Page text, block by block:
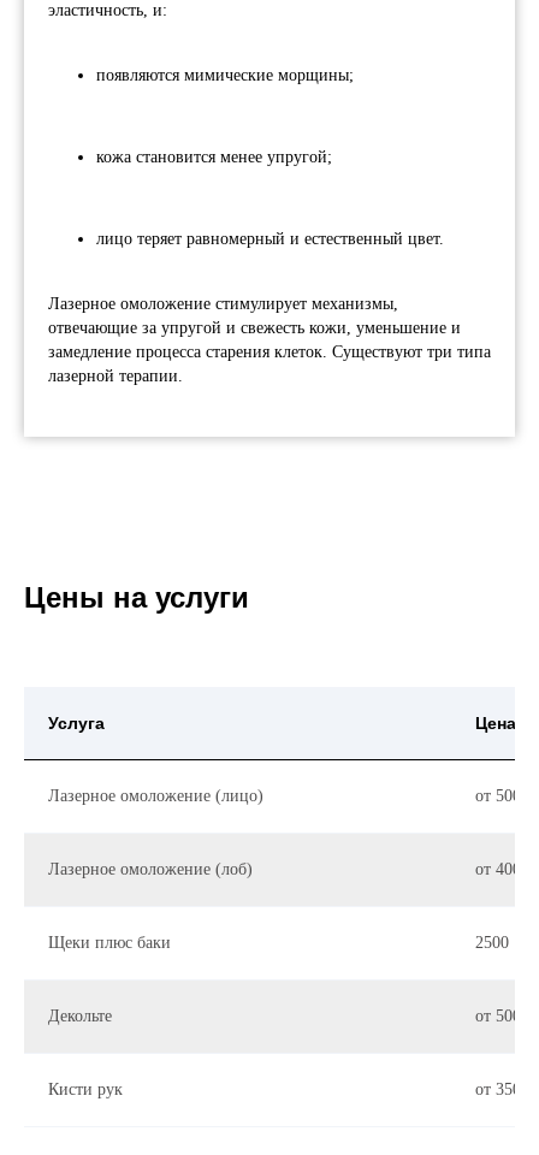
эластичность, и:
появляются мимические морщины;
кожа становится менее упругой;
лицо теряет равномерный и естественный цвет.
Лазерное омоложение стимулирует механизмы,
отвечающие за упругой и свежесть кожи, уменьшение и
замедление процесса старения клеток. Существуют три типа
лазерной терапии.
Цены на услуги
Услуга Цена
Лазерное омоложение (лицо) от 5000
Лазерное омоложение (лоб) от 4000
Щеки плюс баки 2500
Декольте от 5000
Кисти рук от 3500